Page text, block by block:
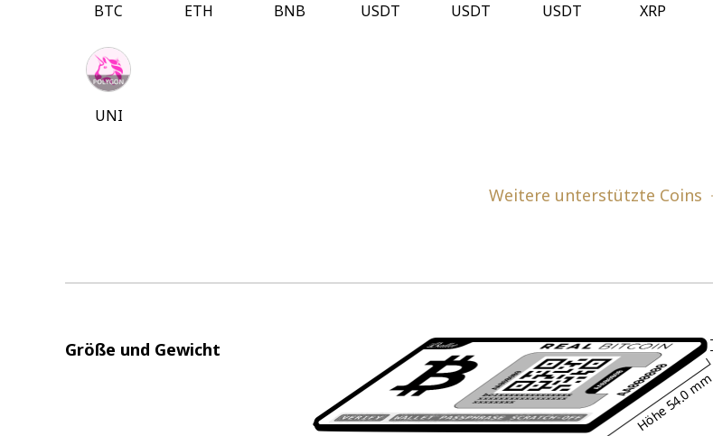
BTC ETH BNB USDT USDT USDT XRP
UNI
Weitere unterstützte Coins
Größe und Gewicht
Höhe
54.0 mm